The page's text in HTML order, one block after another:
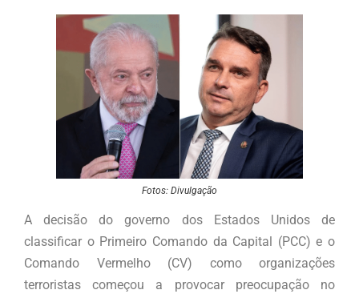
Fotos: Divulgação
A decisão do governo dos Estados Unidos de
classificar o Primeiro Comando da Capital (PCC) e o
Comando Vermelho (CV) como organizações
terroristas começou a provocar preocupação no